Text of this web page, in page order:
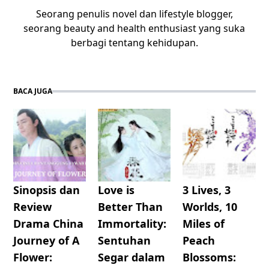
Seorang penulis novel dan lifestyle blogger,
seorang beauty and health enthusiast yang suka
berbagi tentang kehidupan.
BACA JUGA
Sinopsis dan
Review
Drama China
Journey of A
Flower:
Love is
Better Than
Immortality:
Sentuhan
Segar dalam
3 Lives, 3
Worlds, 10
Miles of
Peach
Blossoms: